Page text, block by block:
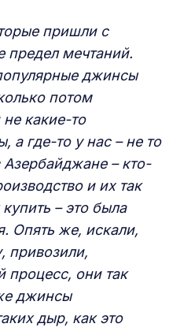
пришли с
предел мечтаний.
джинсы
потом
какие-то
а где-то у нас – не то
Азербайджане – кто-
и их так
– это была
Опять же, искали,
привозили,
процесс, они так
джинсы
дыр, как это